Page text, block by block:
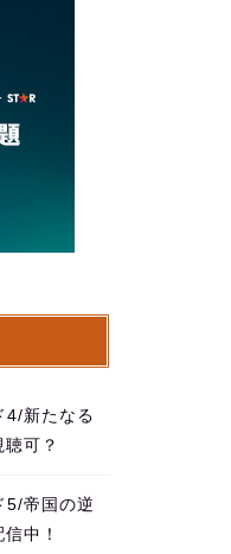
4/新たなる
可？
5/帝国の逆
中！